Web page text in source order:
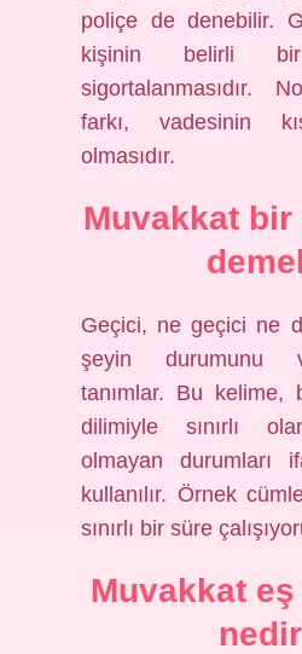
poliçe de denebilir.
kişinin belirli
sigortalanmasıdır.
farkı, vadesinin
olmasıdır.
Muvakkat bir
Geçici, ne geçici ne
şeyin durumunu
tanımlar. Bu kelime,
dilimiyle sınırlı
olmayan durumları
kullanılır. Örnek
sınırlı bir süre
Muvakkat eş